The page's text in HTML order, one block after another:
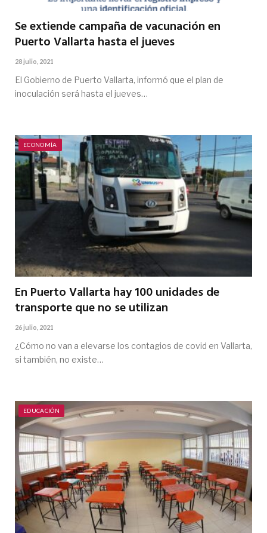
Se extiende campaña de vacunación en
Puerto Vallarta hasta el jueves
28 julio, 2021
El Gobierno de Puerto Vallarta, informó que el plan de
inoculación será hasta el jueves…
ECONOMÍA
En Puerto Vallarta hay 100 unidades de
transporte que no se utilizan
26 julio, 2021
¿Cómo no van a elevarse los contagios de covid en Vallarta,
si también, no existe…
EDUCACIÓN